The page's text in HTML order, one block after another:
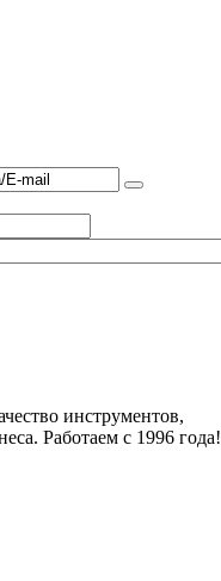
инструментов,
Работаем с 1996 года!